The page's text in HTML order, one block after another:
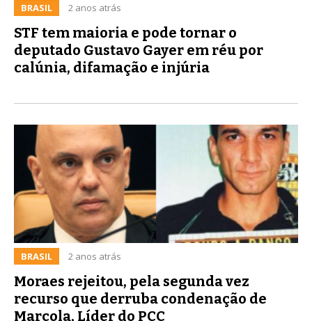
BRASIL 2 anos atrás
STF tem maioria e pode tornar o
deputado Gustavo Gayer em réu por
calúnia, difamação e injúria
BRASIL 2 anos atrás
Moraes rejeitou, pela segunda vez
recurso que derruba condenação de
Marcola, Líder do PCC